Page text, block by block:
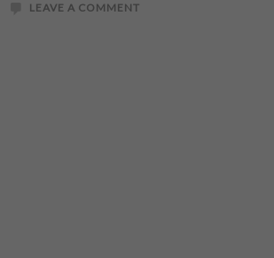
LEAVE A COMMENT